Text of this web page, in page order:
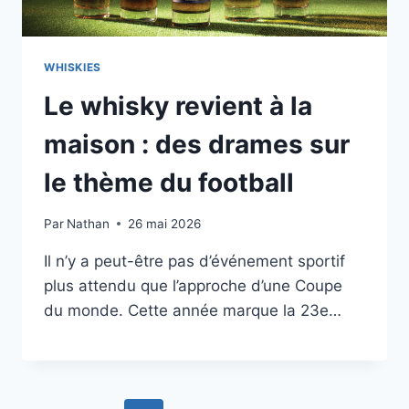
WHISKIES
Le whisky revient à la
maison : des drames sur
le thème du football
Par Nathan 26 mai 2026
Il n’y a peut-être pas d’événement sportif
plus attendu que l’approche d’une Coupe
du monde. Cette année marque la 23e…